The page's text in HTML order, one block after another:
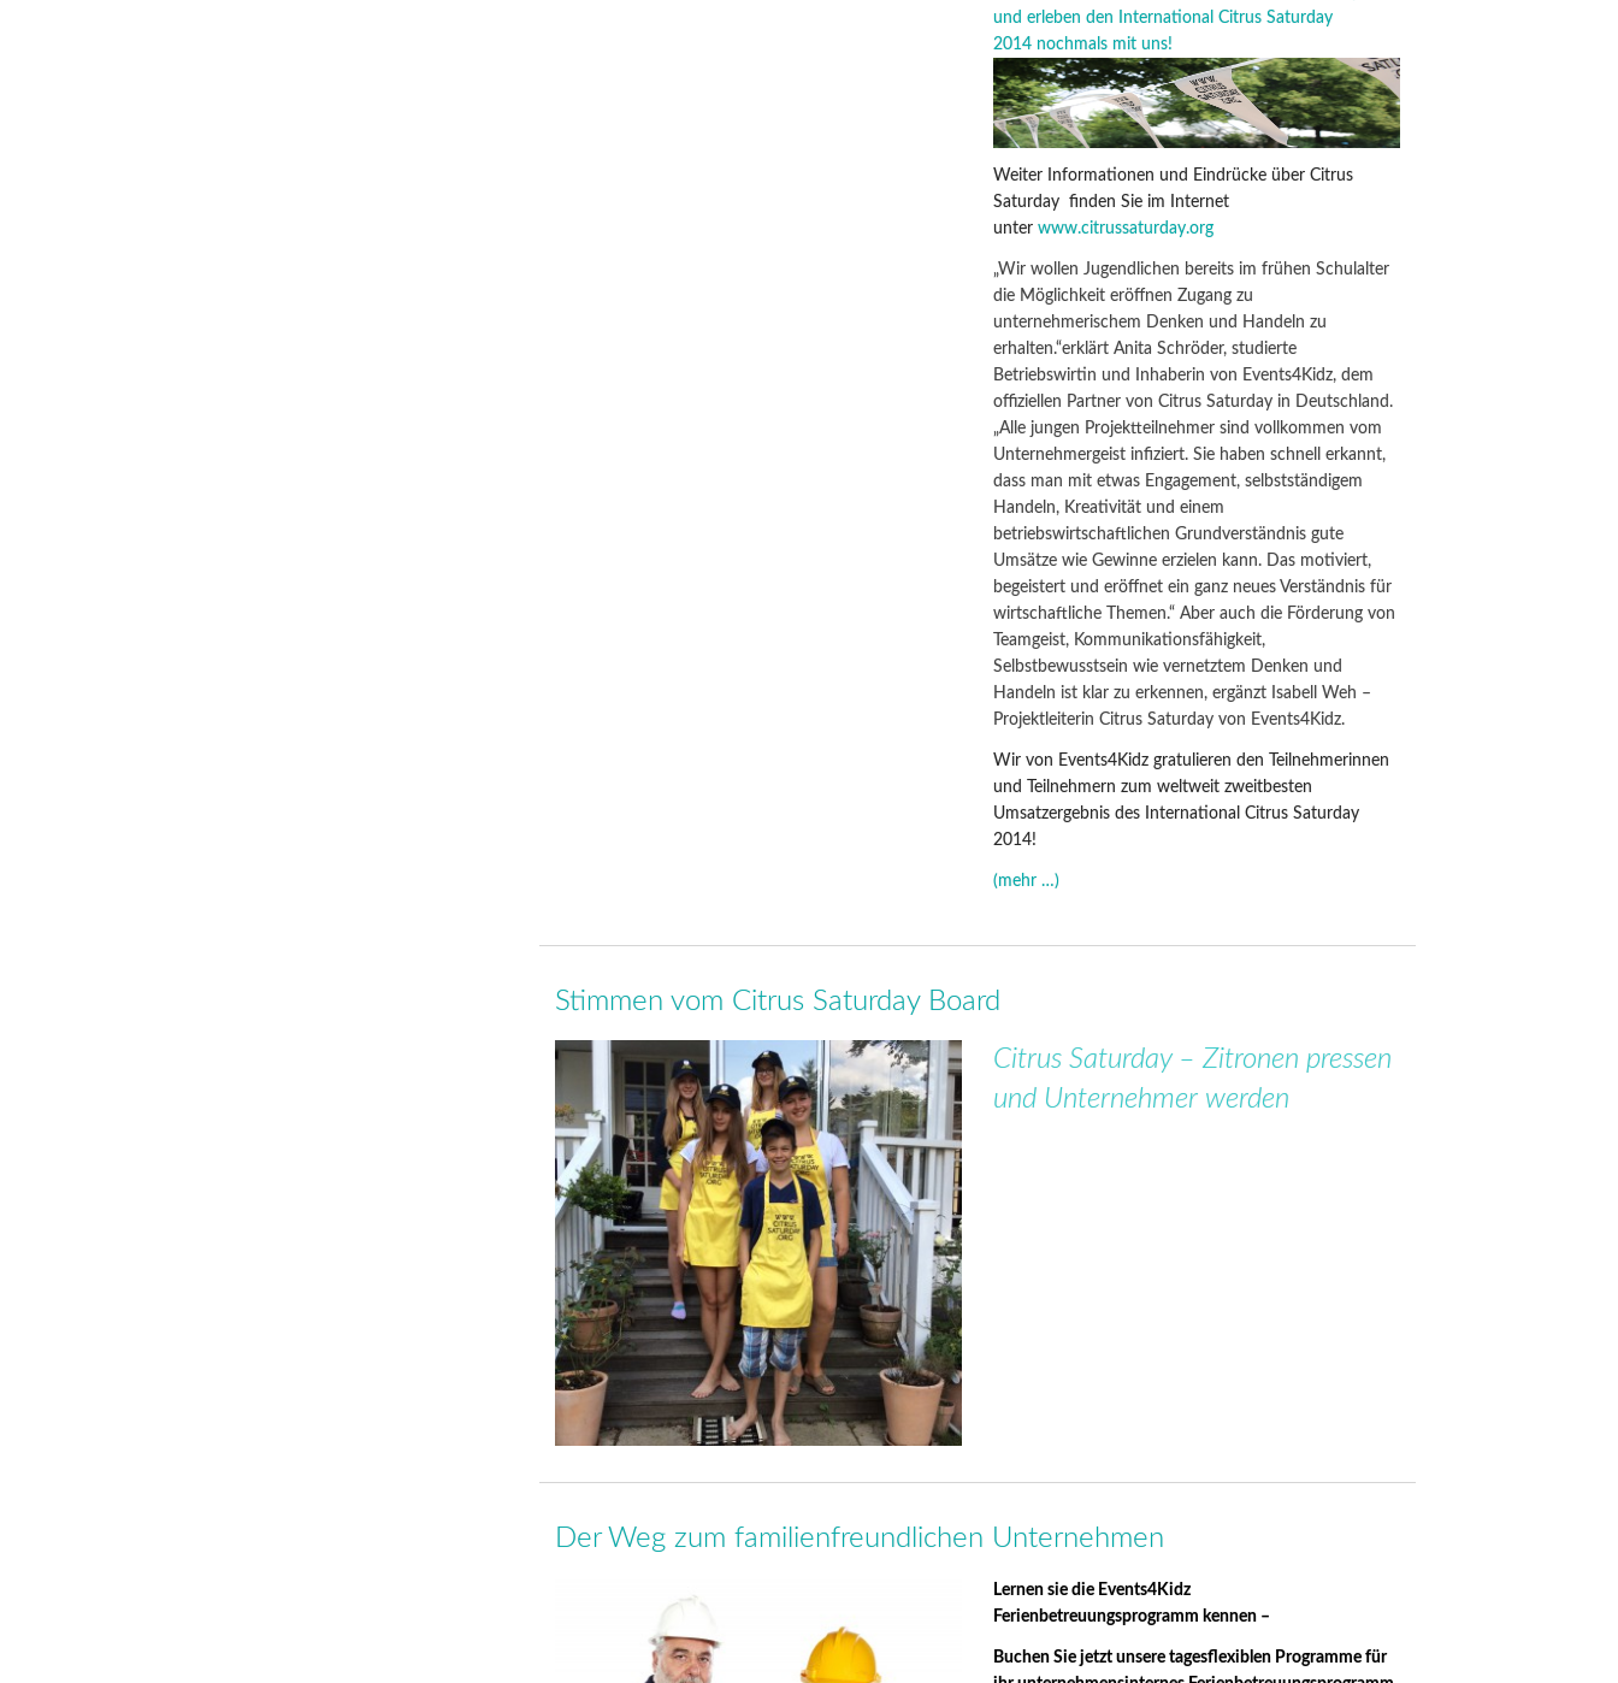
und erleben den
International Citrus Saturday
2014 nochmals mit uns!
Weiter Informationen und Eindrücke über Citrus
Saturday finden Sie im Internet
unterwww.citrussaturday.org
„Wir wollen Jugendlichen bereits im frühen Schulalter
die Möglichkeit eröffnen Zugang zu
unternehmerischem Denken und Handeln zu
erhalten.“erklärt Anita Schröder, studierte
Betriebswirtin und Inhaberin von Events4Kidz, dem
offiziellen Partner von Citrus Saturday in Deutschland.
„Alle jungen Projektteilnehmer sind vollkommen vom
Unternehmergeist infiziert. Sie haben schnell erkannt,
dass man mit etwas Engagement, selbstständigem
Handeln, Kreativität und einem
betriebswirtschaftlichen Grundverständnis gute
Umsätze wie Gewinne erzielen kann. Das motiviert,
begeistert und eröffnet ein ganz neues Verständnis für
wirtschaftliche Themen.“ Aber auch die Förderung von
Teamgeist, Kommunikationsfähigkeit,
Selbstbewusstsein wie vernetztem Denken und
Handeln ist klar zu erkennen, ergänzt Isabell Weh –
Projektleiterin Citrus Saturday von Events4Kidz.
Wir von Events4Kidz gratulieren den Teilnehmerinnen
und Teilnehmern zum weltweit zweitbesten
Umsatzergebnis des International Citrus Saturday
2014!
(mehr …)
Stimmen vom Citrus Saturday Board
Citrus Saturday – Zitronen pressen
und Unternehmer werden
Der Weg zum familienfreundlichen Unternehmen
Lernen sie die Events4Kidz
Ferienbetreuungsprogramm kennen –
Buchen Sie jetzt unsere tagesflexiblen Programme für